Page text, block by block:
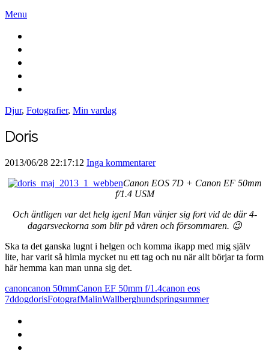
Menu
Djur, Fotografier, Min vardag
Doris
2013/06/28 22:17:12 Inga kommentarer
Canon EOS 7D + Canon EF 50mm
f/1.4 USM
Och äntligen var det helg igen! Man vänjer sig fort vid de där 4-
dagarsveckorna som blir på våren och försommaren. 😉
Ska ta det ganska lugnt i helgen och komma ikapp med mig själv
lite, har varit så himla mycket nu ett tag och nu när allt börjar ta form
här hemma kan man unna sig det.
canoncanon 50mmCanon EF 50mm f/1.4canon eos
7ddogdorisFotografMalinWallberghundspringsummer